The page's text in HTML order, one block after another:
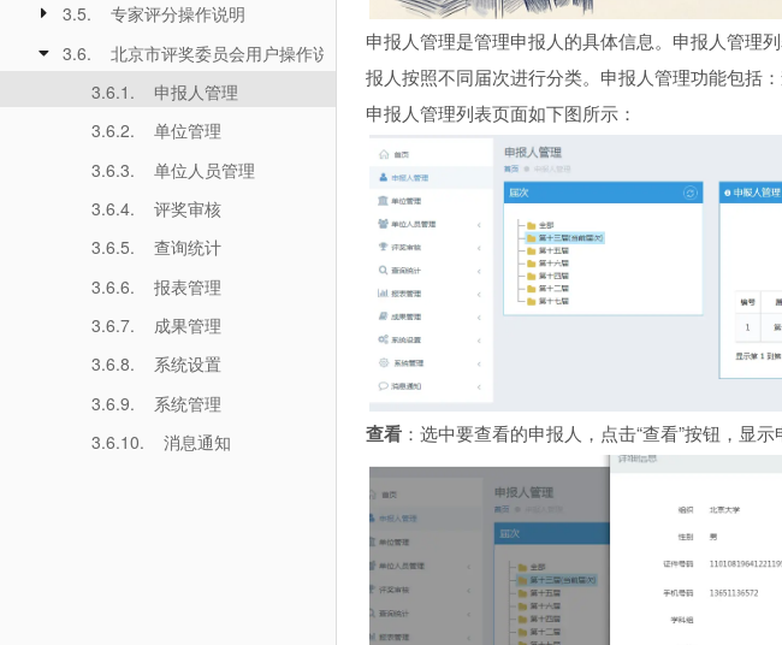
3.5. 专家评分操作说明
3.6. 北京市评奖委员会用户操作说明
3.6.1. 申报人管理
3.6.2. 单位管理
3.6.3. 单位人员管理
3.6.4. 评奖审核
3.6.5. 查询统计
3.6.6. 报表管理
3.6.7. 成果管理
3.6.8. 系统设置
3.6.9. 系统管理
3.6.10. 消息通知
申报人管理是管理申报人的具体信息。申报人管理
报人按照不同届次进行分类。申报人管理功能包括：
申报人管理列表页面如下图所示：
查看 ：选中要查看的申报人，点击“查看”按钮，显示